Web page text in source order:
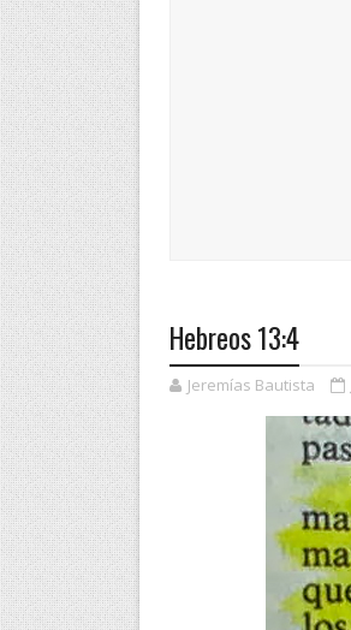
Hebreos 13:4
Jeremías Bautista